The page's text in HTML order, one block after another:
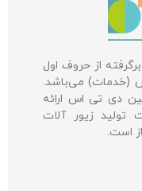
از حروف اول
(خدمات) می‌باشد.
دی تی اس ارائه
زیور آلات
است.